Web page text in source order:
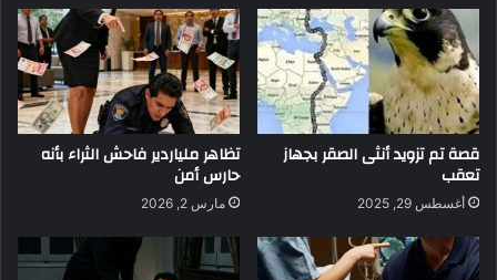
قصة تم تزويد أنثى الصقر بجهاز
تعقب
أغسطس 29, 2025
تظاهر ملياردير فاحش الثراء بأنه
حارس أمن
مارس 2, 2026